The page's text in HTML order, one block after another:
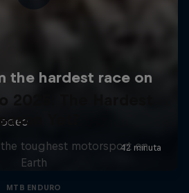
2025: The Hardest
Yet?
toughest motorsport on
Earth
MTB ENDURO